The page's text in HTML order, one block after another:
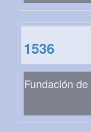
1536
Fundación